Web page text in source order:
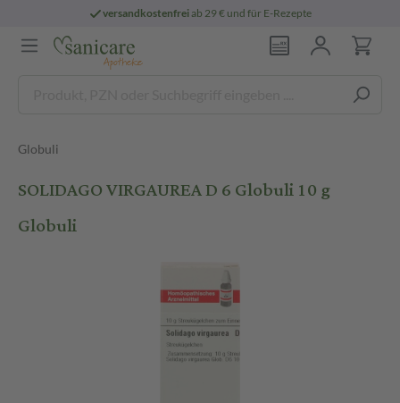
versandkostenfreiab 29 € und für E-Rezepte
Globuli
SOLIDAGO VIRGAUREA D 6 Globuli 10 g
Globuli